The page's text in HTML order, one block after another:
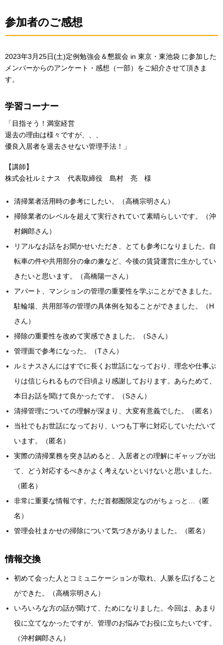
参加者のご感想
2023年3月25日(土)定例勉強会＆懇親会 in 東京・東池袋 に参加した
メンバーからのアンケート・感想（一部）をご紹介させて頂きま
す。
学習コーナー
「目指そう！満室経営
退去の理由は様々ですが、、、
優良入居者を退去させない管理手法！」
【講師】
株式会社ルミナス 代表取締役 島村 亮 様
清掃業者活用時の参考にしたい。（高橋宗明さん）
掃除業者のレベルを超えて実行されていて素晴らしいです。（沖
村鋼郎さん）
リアルなお話をお聞かせいただき、とても参考になりました。自
転車の件や共用部分の傘の兼など、今後の賃貸運営に生かしてい
きたいと思います。（高橋陽一さん）
アパート、マンションの管理の重要性を学ぶことができました。
駐輪場、共用部等の管理の具体例を知ることができました。（H
さん）
掃除の重要性を改めて実感できました。（Sさん）
管理面で参考になった。（Tさん）
ルミナスさんにはすでに長くお世話になっており、理念や仕事ぶ
りは信じられるもので日頃より感謝しております。あらためて、
本日お話を聞けて良かったです。（Sさん）
清掃管理についての理解が深まり、大変有意義でした。（匿名）
当社でもお世話になっており、いつも丁寧に対応していただいて
います。（匿名）
実際の清掃業務を突き詰めると、入居者との理解にギャップが出
て、どう対応するべきかよく考えないといけないと思いました。
（匿名）
非常に重要な情報です。ただ首都圏限定なのがちょっと…（匿
名）
管理会社まかせの掃除について気づきがありました。（匿名）
情報交換
初めて会った人とコミュニケーションが取れ、人脈を広げること
ができた。（高橋宗明さん）
いろいろな方の話が聞けて、ためになりました。今回は、あまり
役に立てなかったですが、管理のお悩みでお役に立ちたいです。
（沖村鋼郎さん）